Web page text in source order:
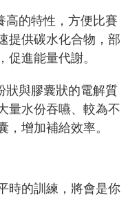
高的特性，方便比賽
提供碳水化合物，部
進能量代謝。
狀與膠囊狀的電解質
量水份吞嚥、較為不
增加補給效率。
時的訓練，將會是你